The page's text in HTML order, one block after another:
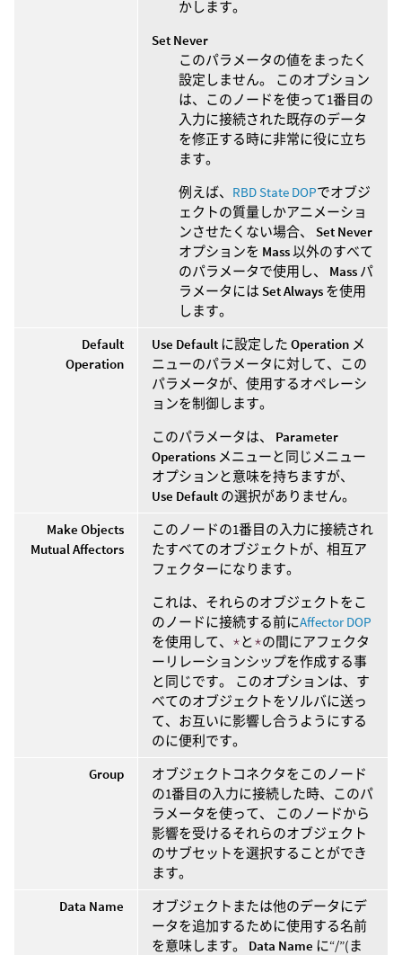
かします。
Set Never
このパラメータの値をまったく
設定しません。 このオプション
は、このノードを使って1番目の
入力に接続された既存のデータ
を修正する時に非常に役に立ち
ます。
例えば、 RBD State DOPでオブジ
ェクトの質量しかアニメーショ
ンさせたくない場合、 Set Never
オプションを Mass以外のすべて
のパラメータで使用し、 Mass パ
ラメータには Set Always を使用
します。
Default
Operation
Use Default に設定した Operation メ
ニューのパラメータに対して、この
パラメータが、使用するオペレーシ
ョンを制御します。
このパラメータは、 Parameter
Operations メニューと同じメニュー
オプションと意味を持ちますが、
Use Default の選択がありません。
Make Objects
Mutual Affectors
このノードの1番目の入力に接続され
たすべてのオブジェクトが、相互ア
フェクターになります。
これは、それらのオブジェクトをこ
のノードに接続する前にAffector DOP
を使用して、 *と *の間にアフェクタ
ーリレーションシップを作成する事
と同じです。 このオプションは、す
べてのオブジェクトをソルバに送っ
て、お互いに影響し合うようにする
のに便利です。
Group
オブジェクトコネクタをこのノード
の1番目の入力に接続した時、このパ
ラメータを使って、 このノードから
影響を受けるそれらのオブジェクト
のサブセットを選択することができ
ます。
Data Name
オブジェクトまたは他のデータにデ
ータを追加するために使用する名前
を意味します。 Data Name に“/”(ま